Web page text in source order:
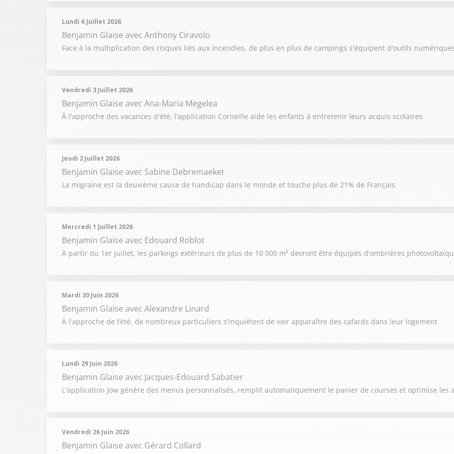
Lundi 6 Juillet 2026
Benjamin Glaise avec Anthony Ciravolo
Face à la multiplication des risques liés aux incendies, de plus en plus de campings s'équipent d'outils
Vendredi 3 Juillet 2026
Benjamin Glaise avec Ana-Maria Megelea
À l'approche des vacances d'été, l'application Corneille aide les enfants à entretenir leurs acquis scolaires
Jeudi 2 Juillet 2026
Benjamin Glaise avec Sabine Debremaeker
La migraine est la deuxième cause de handicap dans le monde et touche plus de 21% de Français
Mercredi 1 Juillet 2026
Benjamin Glaise avec Edouard Roblot
À partir du 1er juillet, les parkings extérieurs de plus de 10 000 m² devront être équipés d'ombrières
Mardi 30 Juin 2026
Benjamin Glaise avec Alexandre Linard
À l'approche de l’été, de nombreux particuliers s'inquiètent de voir apparaître des cafards dans leur logement
Lundi 29 Juin 2026
Benjamin Glaise avec Jacques-Edouard Sabatier
L'application Jow génère des menus personnalisés, remplit automatiquement le panier de courses et optimise
Vendredi 26 Juin 2026
Benjamin Glaise avec Gérard Collard